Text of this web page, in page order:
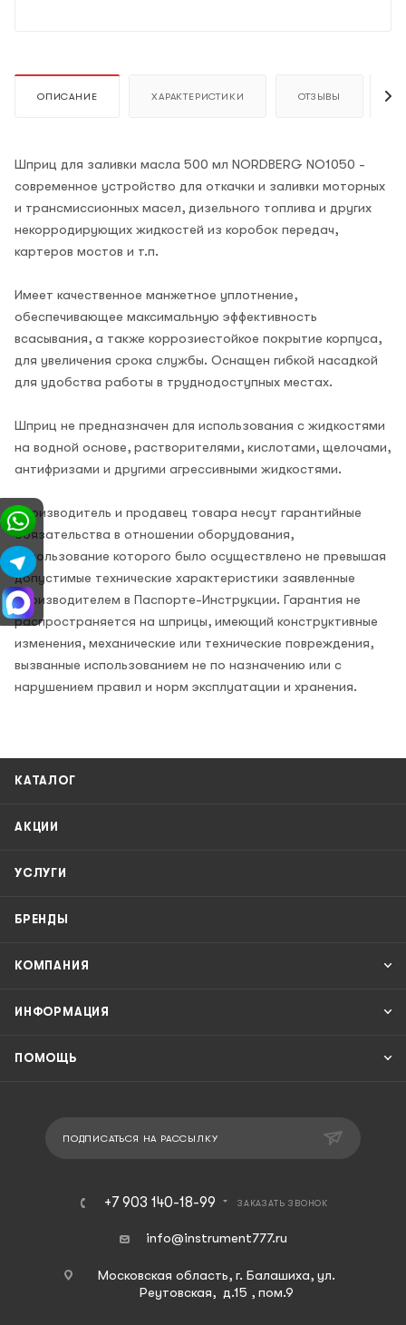
ОПИСАНИЕ ХАРАКТЕРИСТИКИ ОТЗЫВЫ
Шприц для заливки масла 500 мл NORDBERG NO1050 -
современное устройство для откачки и заливки моторных
и трансмиссионных масел, дизельного топлива и других
некорродирующих жидкостей из коробок передач,
картеров мостов и т.п.
Имеет качественное манжетное уплотнение,
обеспечивающее максимальную эффективность
всасывания, а также коррозиестойкое покрытие корпуса,
для увеличения срока службы. Оснащен гибкой насадкой
для удобства работы в труднодоступных местах.
Шприц не предназначен для использования с жидкостями
на водной основе, растворителями, кислотами, щелочами,
антифризами и другими агрессивными жидкостями.
Производитель и продавец товара несут гарантийные
обязательства в отношении оборудования,
использование которого было осуществлено не превышая
допустимые технические характеристики заявленные
производителем в Паспорте-Инструкции. Гарантия не
распространяется на шприцы, имеющий конструктивные
изменения, механические или технические повреждения,
вызванные использованием не по назначению или с
нарушением правил и норм эксплуатации и хранения.
КАТАЛОГ
АКЦИИ
УСЛУГИ
БРЕНДЫ
КОМПАНИЯ
ИНФОРМАЦИЯ
ПОМОЩЬ
ПОДПИСАТЬСЯ НА РАССЫЛКУ
+7 903 140-18-99 ЗАКАЗАТЬ ЗВОНОК
info@instrument777.ru
Московская область, г. Балашиха, ул.
Реутовская, д.15 , пом.9